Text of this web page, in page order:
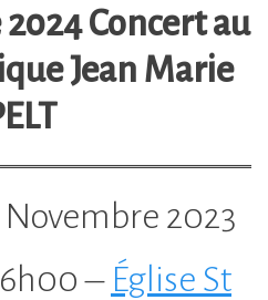
Concert au
Jean Marie
2023
– Église St